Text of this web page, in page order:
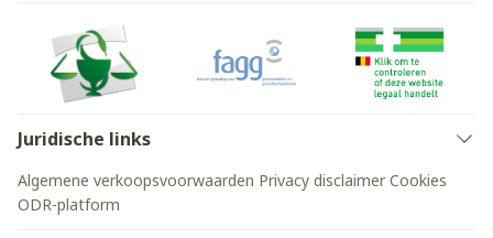
Juridische links
Algemene verkoopsvoorwaarden Privacy disclaimer Cookies
ODR-platform